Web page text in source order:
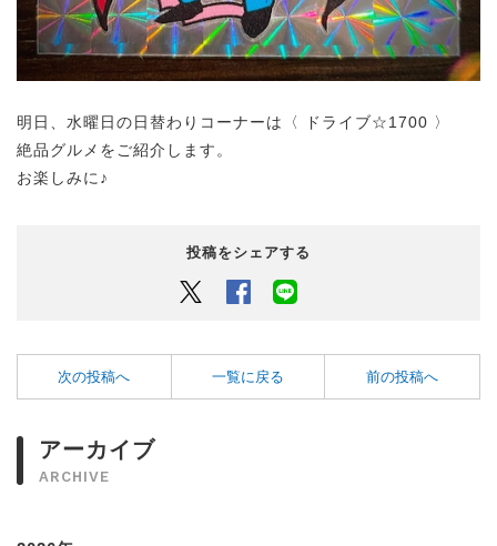
明日、水曜日の日替わりコーナーは〈 ドライブ☆1700 〉
絶品グルメをご紹介します。
お楽しみに♪
投稿をシェアする
Twitter Facebook
次の投稿へ 一覧に戻る 前の投稿へ
アーカイブ
ARCHIVE